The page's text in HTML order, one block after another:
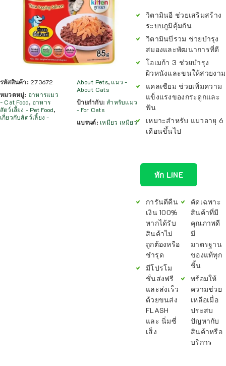
รหัสสินค้า: 273672
หมวดหมู่: อาหารแมว
- Cat Food, อาหาร
สัตว์เลี้ยง - Pet Food,
เกี่ยวกับสัตว์เลี้ยง -
About Pets, แมว -
About Cats
ป้ายกำกับ:สำหรับแมว
- For Cats
แบรนด์: เหมียว เหมียว
วิตามินอี ช่วยเสริมสร้าง
ระบบภูมิคุ้มกัน
วิตามินบีรวม ช่วยบำรุง
สมองและพัฒนาการที่ดี
โอเมก้า 3 ช่วยบำรุง
ผิวหนังและขนให้สวยงาม
แคลเซียม ช่วยเพิ่มความ
แข็งแรงของกระดูกและ
ฟัน
เหมาะสำหรับ แมวอายุ 6
เดือนขึ้นไป
ทัก LINE
การันตีคืน
เงิน 100%
หากได้รับ
สินค้าไม่
ถูกต้องหรือ
ชำรุด
มีโปรโม
ชั่นส่งฟรี
และส่งเร็ว
ด้วยขนส่ง
FLASH
และ นิ่มซี่
เส็ง
คัดเฉพาะ
สินค้าที่มี
คุณภาพดี
มี
มาตรฐาน
ของแท้ทุก
ชิ้น
พร้อมให้
ความช่วย
เหลือเมื่อ
ประสบ
ปัญหากับ
สินค้าหรือ
บริการ